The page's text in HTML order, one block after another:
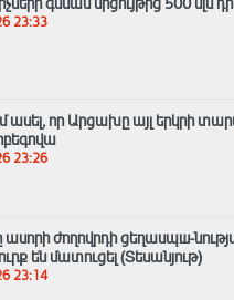
23:33
ասել, որ Արցախը այլ երկրի
23:26
ասորի ժողովրդի ցեղասպш-
են մատուցել (Տեսանյութ)
23:14